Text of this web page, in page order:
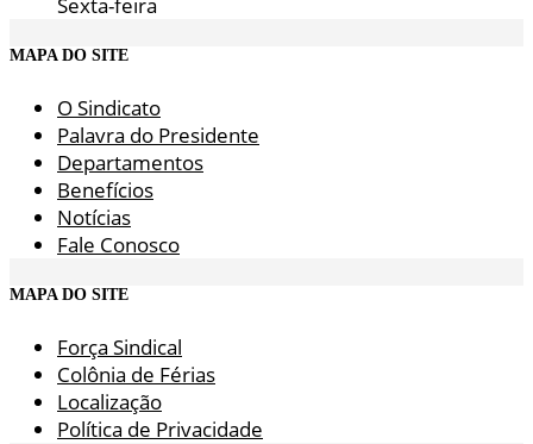
MAPA DO SITE
O Sindicato
Palavra do Presidente
Departamentos
Benefícios
Notícias
Fale Conosco
MAPA DO SITE
Força Sindical
Colônia de Férias
Localização
Política de Privacidade